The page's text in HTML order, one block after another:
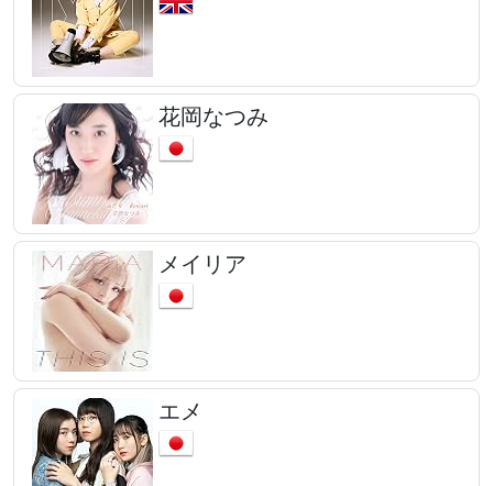
花岡なつみ
メイリア
エメ